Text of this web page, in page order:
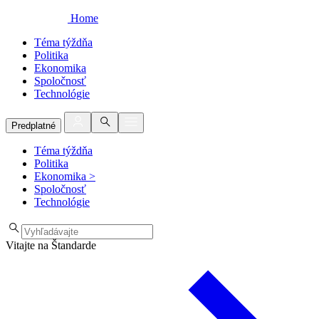
Home
Téma týždňa
Politika
Ekonomika
Spoločnosť
Technológie
Predplatné
Téma týždňa
Politika
Ekonomika >
Spoločnosť
Technológie
Vitajte na Štandarde